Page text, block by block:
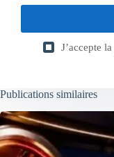
J’accepte la
Publications similaires